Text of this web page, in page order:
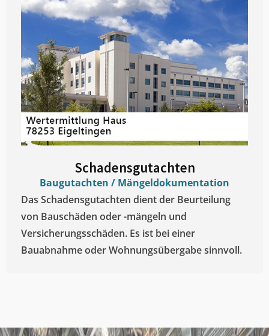
Schadensgutachten
Baugutachten / Mängeldokumentation
Das Schadensgutachten dient der Beurteilung
von Bauschäden oder -mängeln und
Versicherungsschäden. Es ist bei einer
Bauabnahme oder Wohnungsübergabe sinnvoll.